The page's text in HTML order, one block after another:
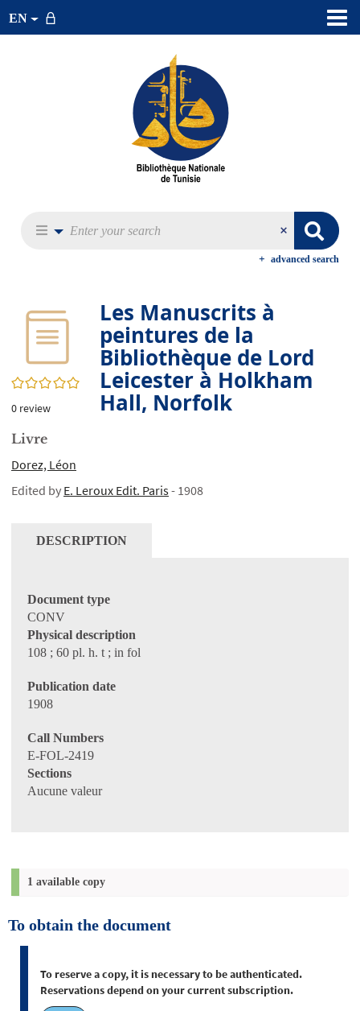
EN
advanced search
0/5
0 review
Les Manuscrits à
peintures de la
Bibliothèque de Lord
Leicester à Holkham
Hall, Norfolk
Livre
Dorez, Léon
Edited by E. Leroux Edit. Paris- 1908
DESCRIPTION
Document type
CONV
Physical description
108 ; 60 pl. h. t ; in fol
Publication date
1908
Call Numbers
E-FOL-2419
Sections
Aucune valeur
1 available copy
To obtain the document
To reserve a copy, it is necessary to be authenticated.
Reservations depend on your current subscription.